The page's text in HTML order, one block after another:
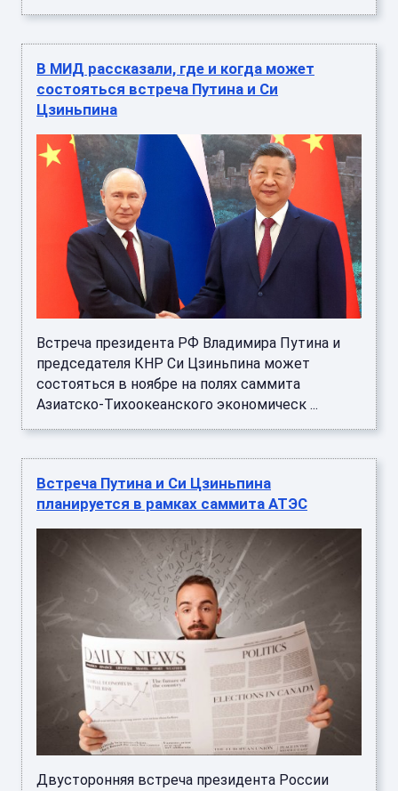
В МИД рассказали, где и когда может
состояться встреча Путина и Си
Цзиньпина
Встреча президента РФ Владимира Путина и
председателя КНР Си Цзиньпина может
состояться в ноябре на полях саммита
Азиатско-Тихоокеанского экономическ ...
Встреча Путина и Си Цзиньпина
планируется в рамках саммита АТЭС
Двусторонняя встреча президента России